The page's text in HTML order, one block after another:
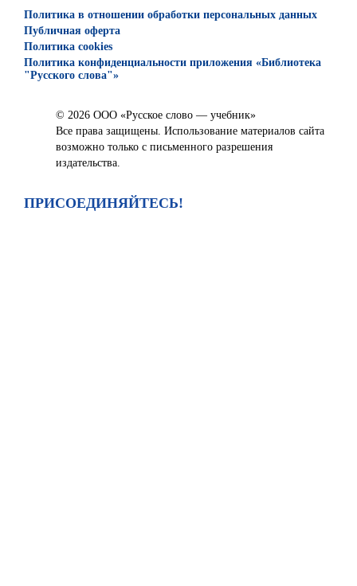
Политика в отношении обработки персональных данных
Публичная оферта
Политика cookies
Политика конфиденциальности приложения «Библиотека
"Русского слова"»
© 2026 ООО «Русское слово — учебник»
Все права защищены. Использование материалов сайта
возможно только с письменного разрешения
издательства.
ПРИСОЕДИНЯЙТЕСЬ!